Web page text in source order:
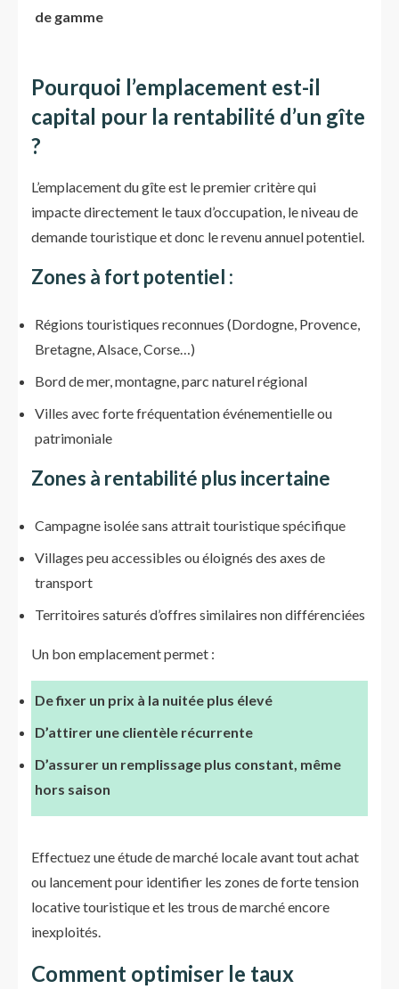
de gamme
Pourquoi l’emplacement est-il
capital pour la rentabilité d’un gîte
?
L’emplacement du gîte est le premier critère qui
impacte directement le taux d’occupation, le niveau de
demande touristique et donc le revenu annuel potentiel.
Zones à fort potentiel :
Régions touristiques reconnues (Dordogne, Provence,
Bretagne, Alsace, Corse…)
Bord de mer, montagne, parc naturel régional
Villes avec forte fréquentation événementielle ou
patrimoniale
Zones à rentabilité plus incertaine
Campagne isolée sans attrait touristique spécifique
Villages peu accessibles ou éloignés des axes de
transport
Territoires saturés d’offres similaires non différenciées
Un bon emplacement permet :
De fixer un prix à la nuitée plus élevé
D’attirer une clientèle récurrente
D’assurer un remplissage plus constant, même
hors saison
Effectuez une étude de marché locale avant tout achat
ou lancement pour identifier les zones de forte tension
locative touristique et les trous de marché encore
inexploités.
Comment optimiser le taux